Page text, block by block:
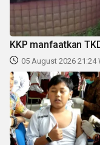
KKP manfaatkan
05 August 2026 21:24